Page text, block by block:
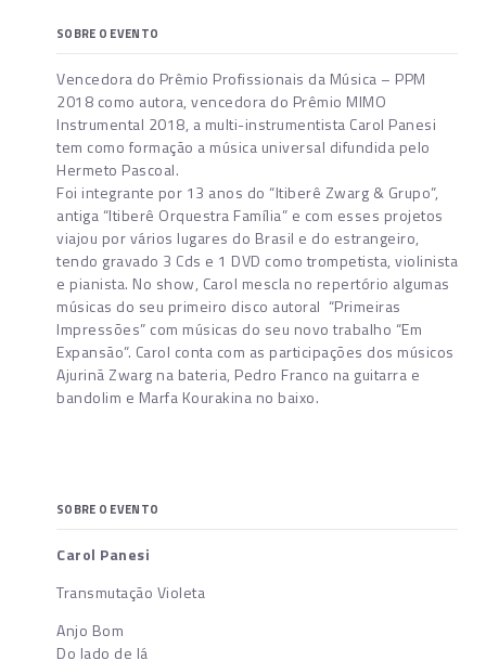
SOBRE O EVENTO
Vencedora do Prêmio Profissionais da Música – PPM
2018 como autora, vencedora do Prêmio MIMO
Instrumental 2018, a multi-instrumentista Carol Panesi
tem como formação a música universal difundida pelo
Hermeto Pascoal.
Foi integrante por 13 anos do “Itiberê Zwarg & Grupo”,
antiga “Itiberê Orquestra Família” e com esses projetos
viajou por vários lugares do Brasil e do estrangeiro,
tendo gravado 3 Cds e 1 DVD como trompetista, violinista
e pianista. No show, Carol mescla no repertório algumas
músicas do seu primeiro disco autoral “Primeiras
Impressões” com músicas do seu novo trabalho “Em
Expansão”. Carol conta com as participações dos músicos
Ajurinã Zwarg na bateria, Pedro Franco na guitarra e
bandolim e Marfa Kourakina no baixo.
SOBRE O EVENTO
Carol Panesi
Transmutação Violeta
Anjo Bom
Do lado de lá